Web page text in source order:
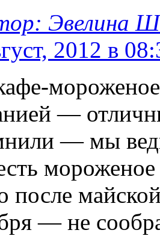
Эвелина
2012 в
—
— мы
после
— не